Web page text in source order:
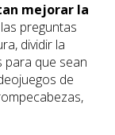
mejorar la
preguntas
dividir la
para que sean
de